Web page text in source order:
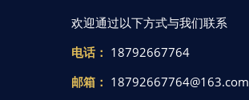
欢迎通过以下方式与我们联系
电话： 18792667764
邮箱： 18792667764@163.com